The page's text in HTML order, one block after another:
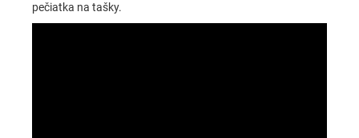
pečiatka na tašky.